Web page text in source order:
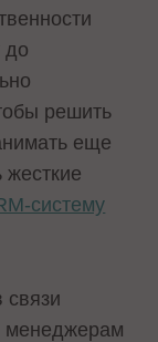
до
решить
еще
систему
связи
менеджерам